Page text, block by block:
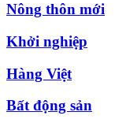
Nông thôn mới
Khởi nghiệp
Hàng Việt
Bất động sản